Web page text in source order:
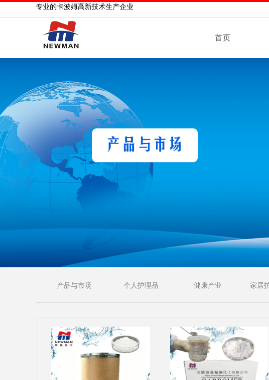
专业的卡波姆高新技术生产企业
首页
产品与市场 个人护理品 健康产业 家居